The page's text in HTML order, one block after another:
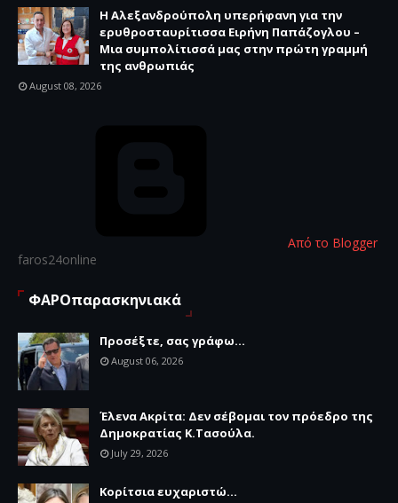
Η Αλεξανδρούπολη υπερήφανη για την
ερυθροσταυρίτισσα Ειρήνη Παπάζογλου –
Μια συμπολίτισσά μας στην πρώτη γραμμή
της ανθρωπιάς
August 08, 2026
Από το Blogger
faros24online
ΦΑΡΟπαρασκηνιακά
Προσέξτε, σας γράφω...
August 06, 2026
Έλενα Ακρίτα: Δεν σέβομαι τον πρόεδρο της
Δημοκρατίας Κ.Τασούλα.
July 29, 2026
Κορίτσια ευχαριστώ...